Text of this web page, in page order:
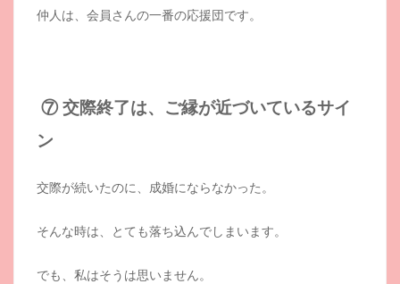
仲人は、会員さんの一番の応援団です。
⑦ 交際終了は、ご縁が近づいているサイ
ン
交際が続いたのに、成婚にならなかった。
そんな時は、とても落ち込んでしまいます。
でも、私はそうは思いません。